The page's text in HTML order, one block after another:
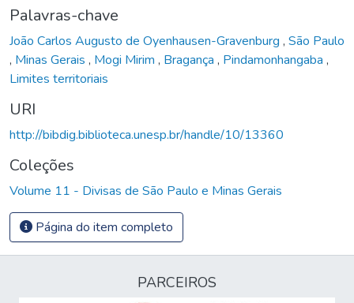
Palavras-chave
João Carlos Augusto de Oyenhausen-Gravenburg , São Paulo
, Minas Gerais , Mogi Mirim , Bragança , Pindamonhangaba ,
Limites territoriais
URI
http://bibdig.biblioteca.unesp.br/handle/10/13360
Coleções
Volume 11 - Divisas de São Paulo e Minas Gerais
Página do item completo
PARCEIROS